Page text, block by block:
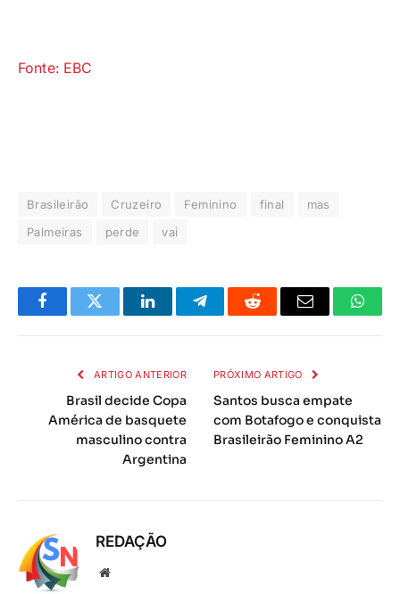
Fonte: EBC
Brasileirão Cruzeiro Feminino final
mas
Palmeiras
perde vai
FacebookTwitter LinkedInTelegramaReddit
E-
ARTIGO ANTERIOR
Brasil decide Copa
América de basquete
masculino contra
Argentina
PRÓXIMO ARTIGO
Santos busca empate
com Botafogo e conquista
Brasileirão Feminino A2
REDAÇÃO
Local